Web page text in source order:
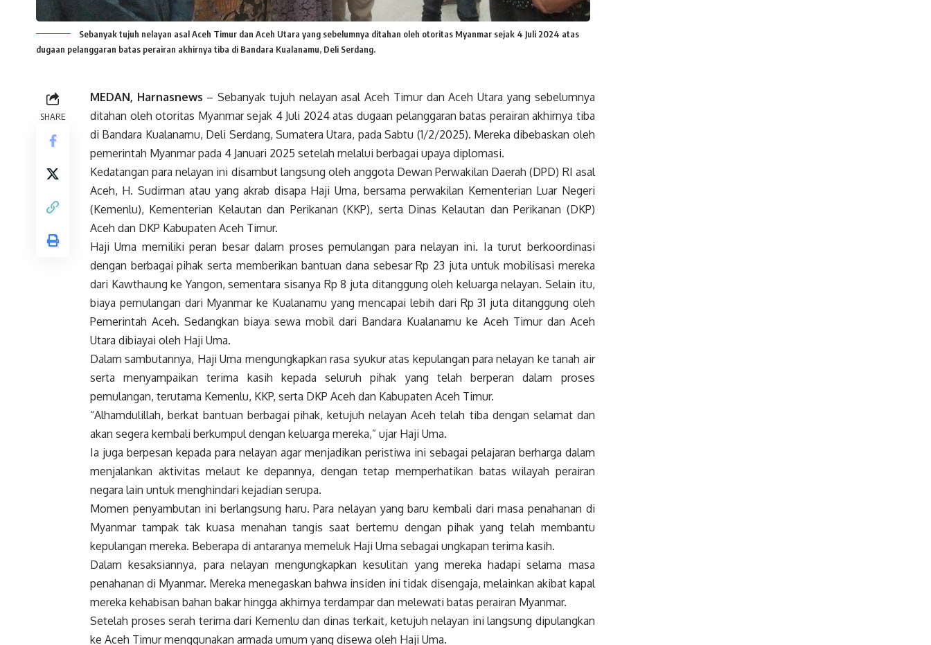
Sebanyak tujuh nelayan asal Aceh Timur dan Aceh Utara yang sebelumnya ditahan oleh otoritas Myanmar sejak 4 Juli 2024 atas
dugaan pelanggaran batas perairan akhirnya tiba di Bandara Kualanamu, Deli Serdang.
SHARE
MEDAN, Harnasnews – Sebanyak tujuh nelayan asal Aceh Timur dan Aceh Utara yang sebelumnya
ditahan oleh otoritas Myanmar sejak 4 Juli 2024 atas dugaan pelanggaran batas perairan akhirnya tiba
di Bandara Kualanamu, Deli Serdang, Sumatera Utara, pada Sabtu (1/2/2025). Mereka dibebaskan oleh
pemerintah Myanmar pada 4 Januari 2025 setelah melalui berbagai upaya diplomasi.
Kedatangan para nelayan ini disambut langsung oleh anggota Dewan Perwakilan Daerah (DPD) RI asal
Aceh, H. Sudirman atau yang akrab disapa Haji Uma, bersama perwakilan Kementerian Luar Negeri
(Kemenlu), Kementerian Kelautan dan Perikanan (KKP), serta Dinas Kelautan dan Perikanan (DKP)
Aceh dan DKP Kabupaten Aceh Timur.
Haji Uma memiliki peran besar dalam proses pemulangan para nelayan ini. Ia turut berkoordinasi
dengan berbagai pihak serta memberikan bantuan dana sebesar Rp 23 juta untuk mobilisasi mereka
dari Kawthaung ke Yangon, sementara sisanya Rp 8 juta ditanggung oleh keluarga nelayan. Selain itu,
biaya pemulangan dari Myanmar ke Kualanamu yang mencapai lebih dari Rp 31 juta ditanggung oleh
Pemerintah Aceh. Sedangkan biaya sewa mobil dari Bandara Kualanamu ke Aceh Timur dan Aceh
Utara dibiayai oleh Haji Uma.
Dalam sambutannya, Haji Uma mengungkapkan rasa syukur atas kepulangan para nelayan ke tanah air
serta menyampaikan terima kasih kepada seluruh pihak yang telah berperan dalam proses
pemulangan, terutama Kemenlu, KKP, serta DKP Aceh dan Kabupaten Aceh Timur.
“Alhamdulillah, berkat bantuan berbagai pihak, ketujuh nelayan Aceh telah tiba dengan selamat dan
akan segera kembali berkumpul dengan keluarga mereka,” ujar Haji Uma.
Ia juga berpesan kepada para nelayan agar menjadikan peristiwa ini sebagai pelajaran berharga dalam
menjalankan aktivitas melaut ke depannya, dengan tetap memperhatikan batas wilayah perairan
negara lain untuk menghindari kejadian serupa.
Momen penyambutan ini berlangsung haru. Para nelayan yang baru kembali dari masa penahanan di
Myanmar tampak tak kuasa menahan tangis saat bertemu dengan pihak yang telah membantu
kepulangan mereka. Beberapa di antaranya memeluk Haji Uma sebagai ungkapan terima kasih.
Dalam kesaksiannya, para nelayan mengungkapkan kesulitan yang mereka hadapi selama masa
penahanan di Myanmar. Mereka menegaskan bahwa insiden ini tidak disengaja, melainkan akibat kapal
mereka kehabisan bahan bakar hingga akhirnya terdampar dan melewati batas perairan Myanmar.
Setelah proses serah terima dari Kemenlu dan dinas terkait, ketujuh nelayan ini langsung dipulangkan
ke Aceh Timur menggunakan armada umum yang disewa oleh Haji Uma.